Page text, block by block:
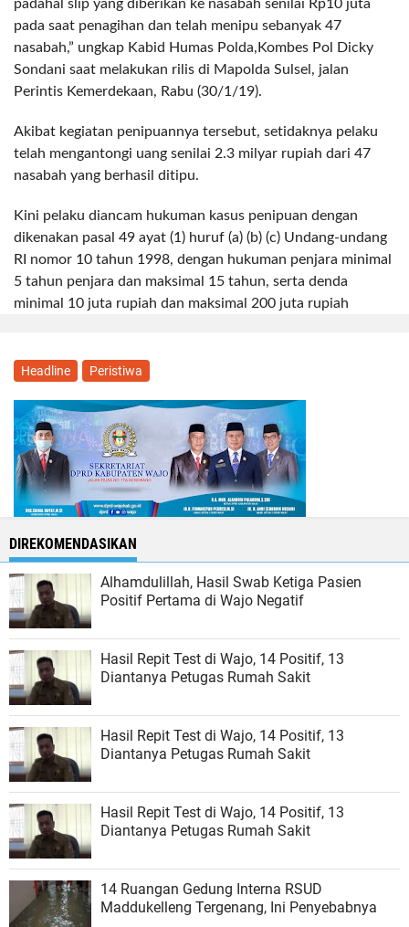
padahal slip yang diberikan ke nasabah senilai Rp10 juta
pada saat penagihan dan telah menipu sebanyak 47
nasabah,” ungkap Kabid Humas Polda,Kombes Pol Dicky
Sondani saat melakukan rilis di Mapolda Sulsel, jalan
Perintis Kemerdekaan, Rabu (30/1/19).
Akibat kegiatan penipuannya tersebut, setidaknya pelaku
telah mengantongi uang senilai 2.3 milyar rupiah dari 47
nasabah yang berhasil ditipu.
Kini pelaku diancam hukuman kasus penipuan dengan
dikenakan pasal 49 ayat (1) huruf (a) (b) (c) Undang-undang
RI nomor 10 tahun 1998, dengan hukuman penjara minimal
5 tahun penjara dan maksimal 15 tahun, serta denda
minimal 10 juta rupiah dan maksimal 200 juta rupiah
Headline Peristiwa
DIREKOMENDASIKAN
Alhamdulillah, Hasil Swab Ketiga Pasien
Positif Pertama di Wajo Negatif
Hasil Repit Test di Wajo, 14 Positif, 13
Diantanya Petugas Rumah Sakit
Hasil Repit Test di Wajo, 14 Positif, 13
Diantanya Petugas Rumah Sakit
Hasil Repit Test di Wajo, 14 Positif, 13
Diantanya Petugas Rumah Sakit
14 Ruangan Gedung Interna RSUD
Maddukelleng Tergenang, Ini Penyebabnya